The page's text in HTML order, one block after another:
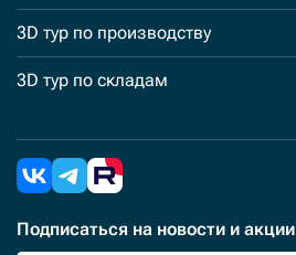
3D тур по производству
3D тур по складам
Подписаться на новости и акции